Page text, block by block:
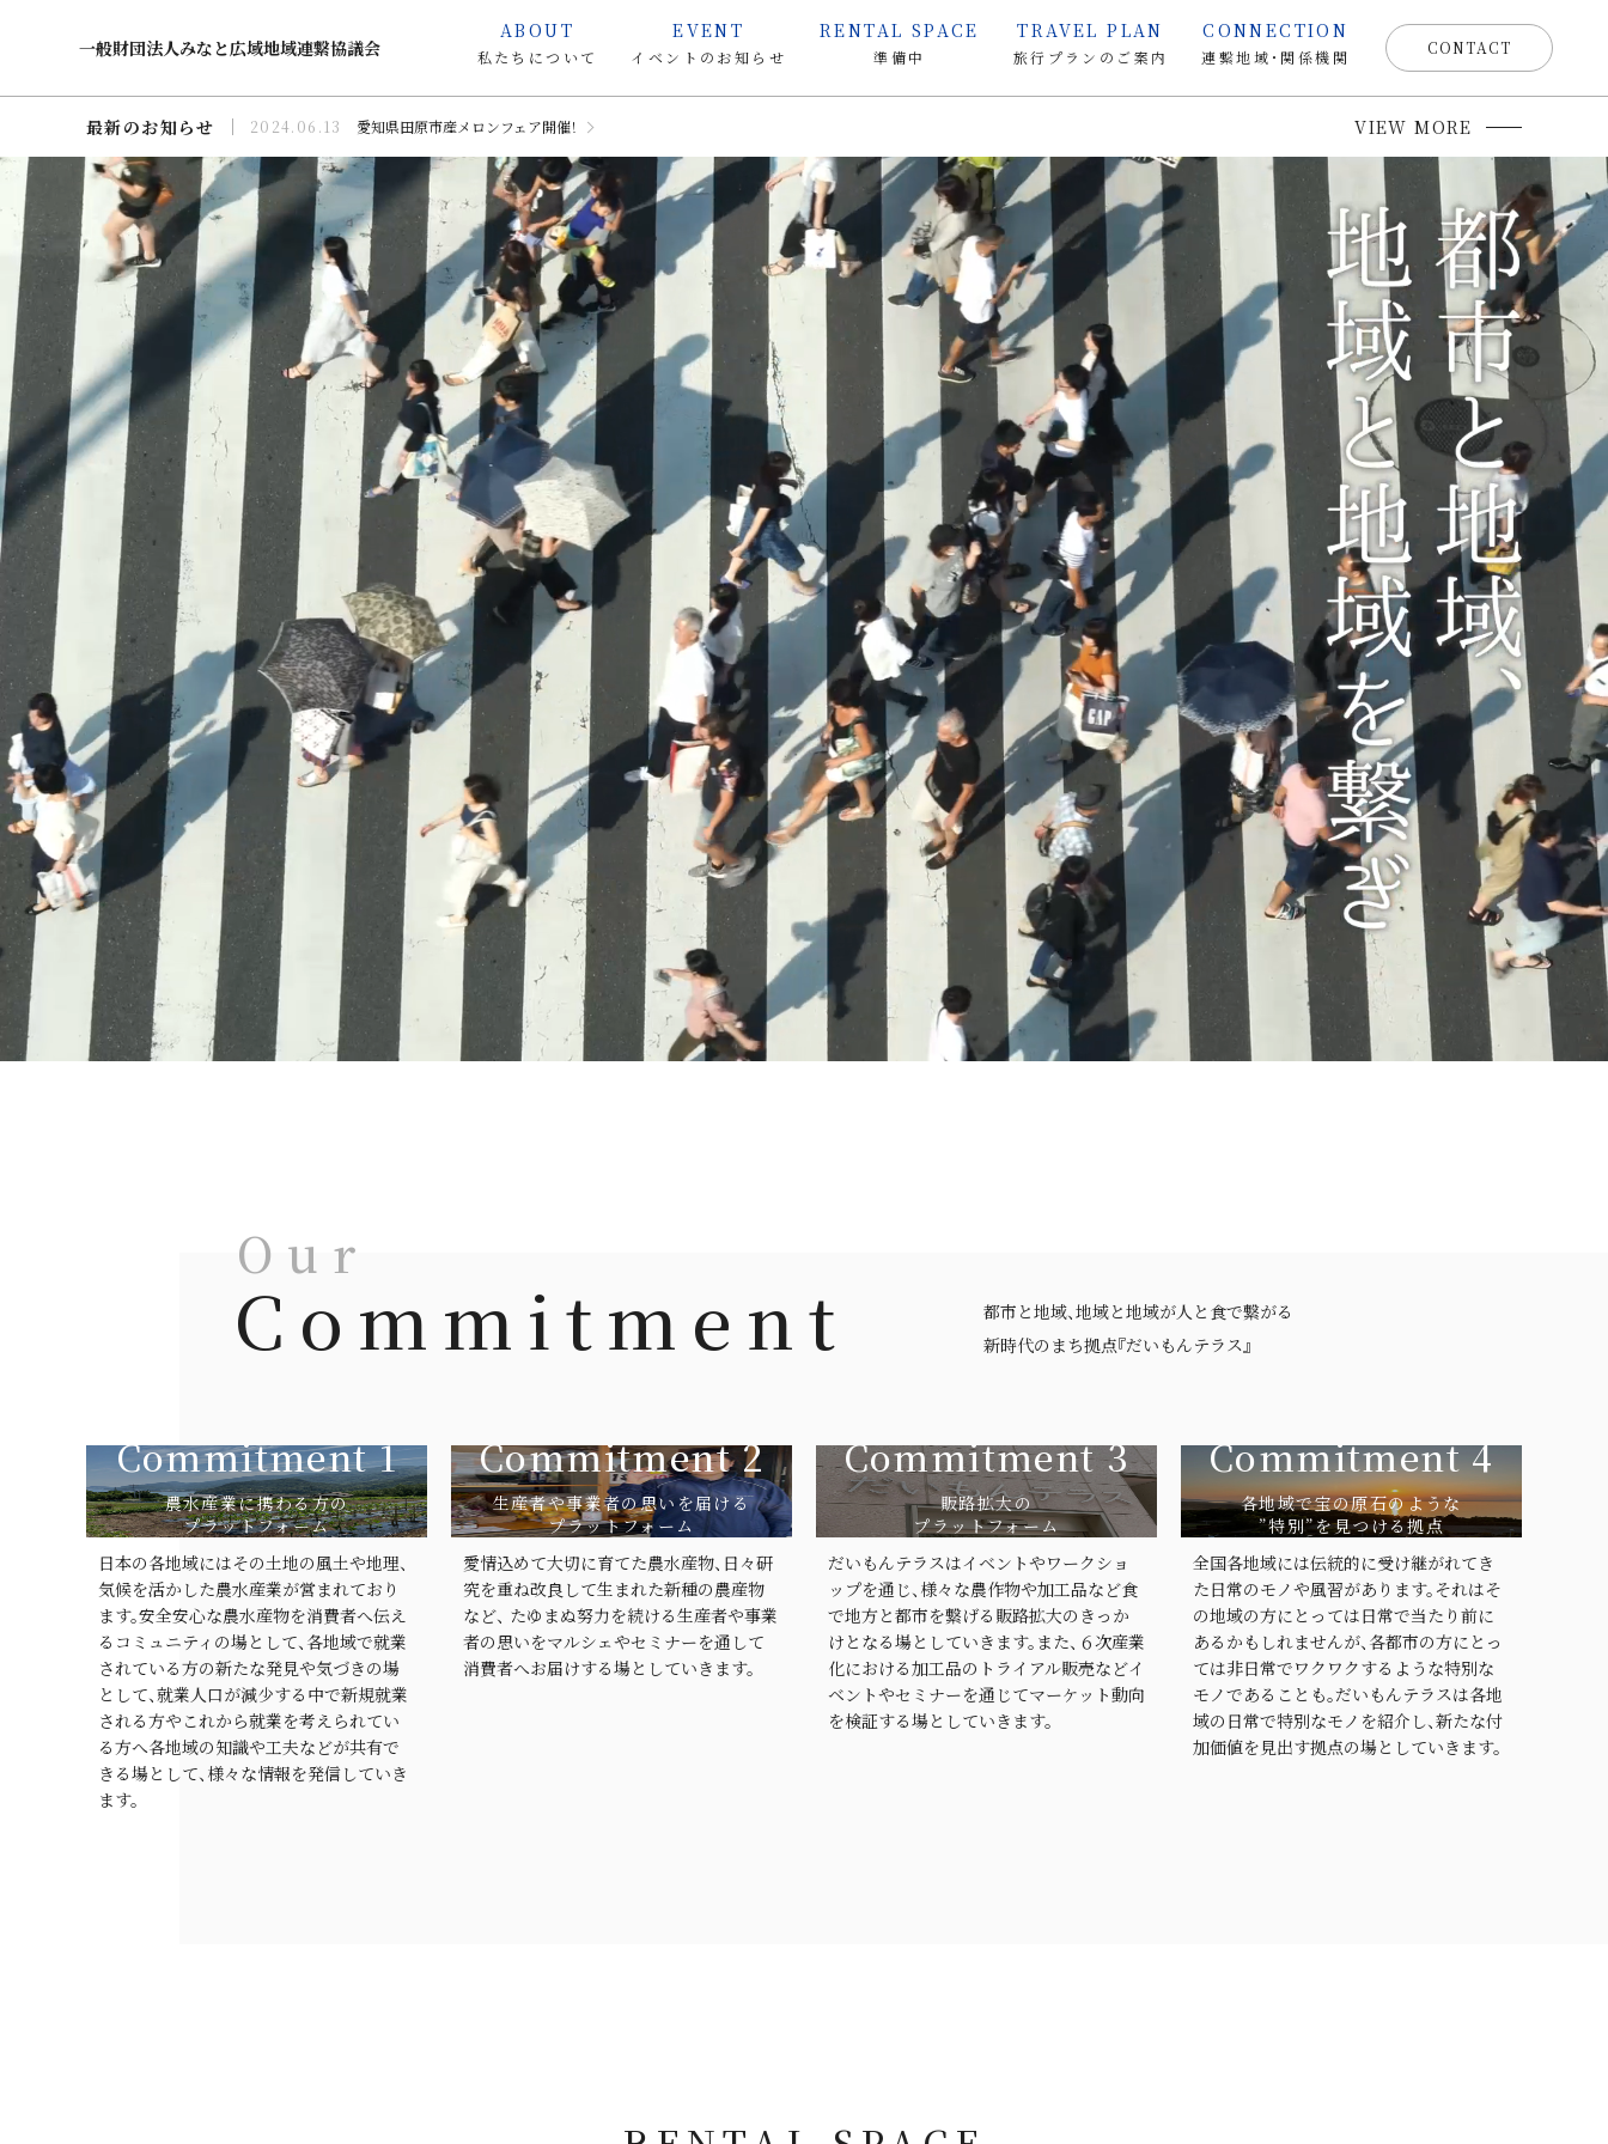
一般財団法人みなと広域地域連繋協議会
ABOUT
私たちについて
EVENT
イベントのお知らせ
RENTAL SPACE
準備中
TRAVEL PLAN
旅行プランのご案内
CONNECTION
連繋地域・関係機関 CONTACT
最新のお知らせ 2024.06.13 愛知県田原市産メロンフェア開催！ VIEW MORE
Our
Commitment
都市と地域、地域と地域が人と食で繋がる
新時代のまち拠点『だいもんテラス』
Commitment 1
農水産業に携わる方の
プラットフォーム
日本の各地域にはその土地の風土や地理、
気候を活かした農水産業が営まれており
ます。安全安心な農水産物を消費者へ伝え
るコミュニティの場として、各地域で就業
されている方の新たな発見や気づきの場
として、就業人口が減少する中で新規就業
される方やこれから就業を考えられてい
る方へ各地域の知識や工夫などが共有で
きる場として、様々な情報を発信していき
ます。
Commitment 2
生産者や事業者の思いを届ける
プラットフォーム
愛情込めて大切に育てた農水産物、日々研
究を重ね改良して生まれた新種の農産物
など、 たゆまぬ努力を続ける生産者や事業
者の思いをマルシェやセミナーを通して
消費者へお届けする場としていきます。
Commitment 3
販路拡大の
プラットフォーム
だいもんテラスはイベントやワークショ
ップを通じ、様々な農作物や加工品など食
で地方と都市を繋げる販路拡大のきっか
けとなる場としていきます。また、６次産業
化における加工品のトライアル販売などイ
ベントやセミナーを通じてマーケット動向
を検証する場としていきます。
Commitment 4
各地域で宝の原石のような
”特別”を見つける拠点
全国各地域には伝統的に受け継がれてき
た日常のモノや風習があります。それはそ
の地域の方にとっては日常で当たり前に
あるかもしれませんが、各都市の方にとっ
ては非日常でワクワクするような特別な
モノであることも。だいもんテラスは各地
域の日常で特別なモノを紹介し、新たな付
加価値を見出す拠点の場としていきます。